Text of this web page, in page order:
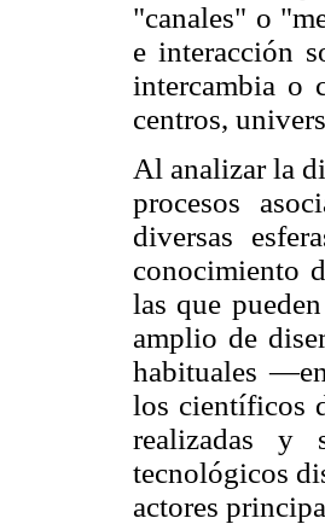
"canales" o
e interacción
intercambia o
centros,
Al analizar la
procesos
diversas
conocimiento
las que
amplio de
habituales
los científicos
realizadas y
tecnológicos
actores